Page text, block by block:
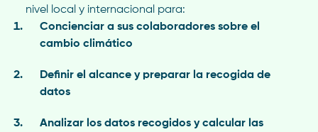
nivel local y internacional para:
Concienciar a sus colaboradores sobre el
cambio climático
Definir el alcance y preparar la recogida de
datos
Analizar los datos recogidos y calcular las